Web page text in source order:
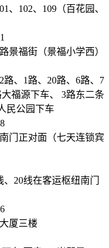
、102、109（百花园、
景福街（景福小学西）
路、1路、20路、6路、7
福源下车、 3路东二条
民公园下车
门正对面（七天连锁宾
20线在客运枢纽南门
厦三楼